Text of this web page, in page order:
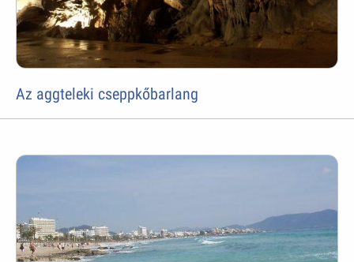
Az aggteleki cseppkőbarlang